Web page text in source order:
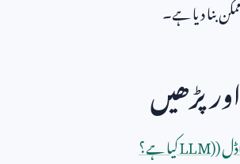
بنا دیا ہے۔
پڑھیں
(
LLM)کیا ہے؟